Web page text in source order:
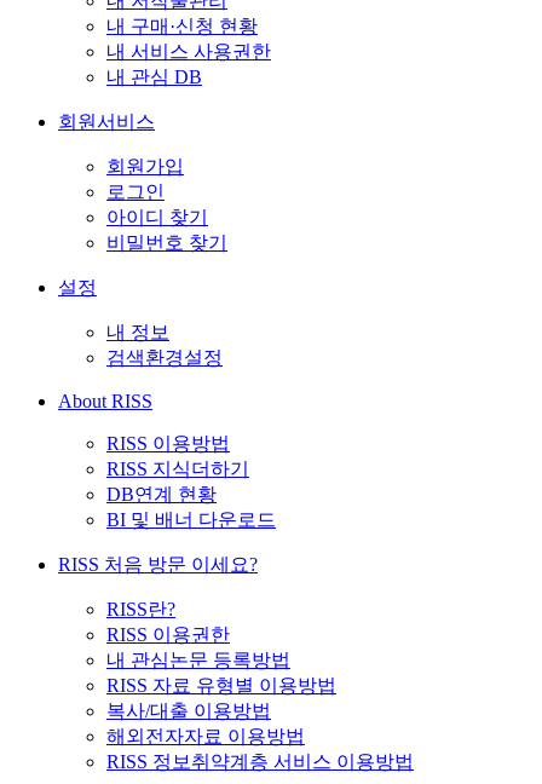
내 구매·신청 현황
내 서비스 사용권한
내 관심 DB
회원서비스
회원가입
로그인
아이디 찾기
비밀번호 찾기
설정
내 정보
검색환경설정
About RISS
RISS 이용방법
RISS 지식더하기
DB연계 현황
BI 및 배너 다운로드
RISS 처음 방문 이세요?
RISS란?
RISS 이용권한
내 관심논문 등록방법
RISS 자료 유형별 이용방법
복사/대출 이용방법
해외전자자료 이용방법
RISS 정보취약계층 서비스 이용방법